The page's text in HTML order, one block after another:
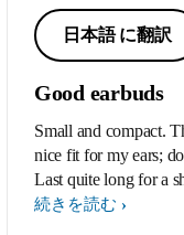
日本語 に翻訳
Good earbuds
Small and compact.
nice fit for my ears;
Last quite long for a
Good sounds; love the
続きを読む